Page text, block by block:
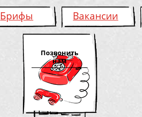
Брифы Вакансии
Позвонить
нам